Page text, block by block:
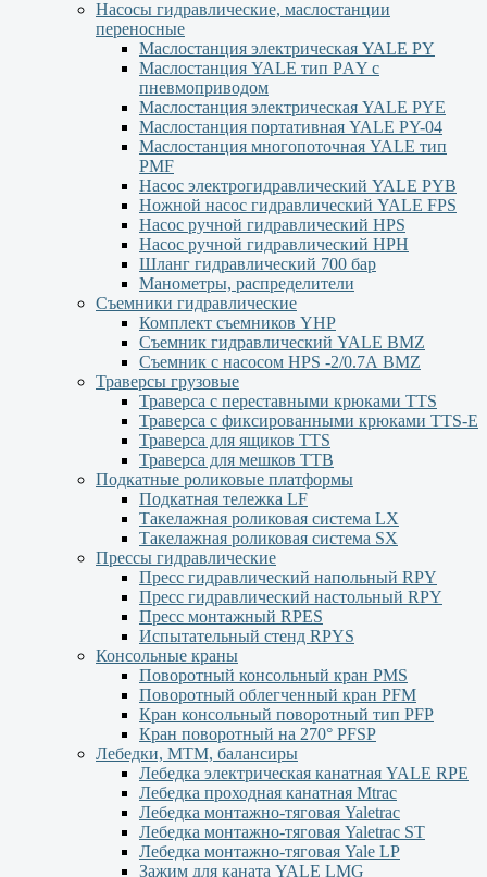
Насосы гидравлические, маслостанции
переносные
Маслостанция электрическая YALE PY
Маслостанция YALE тип PАY с
пневмоприводом
Маслостанция электрическая YALE PYЕ
Маслостанция портативная YALE PY-04
Маслостанция многопоточная YALE тип
PMF
Насос электрогидравлический YALE PYB
Ножной насос гидравлический YALE FPS
Насос ручной гидравлический HPS
Насос ручной гидравлический HPН
Шланг гидравлический 700 бар
Манометры, распределители
Съемники гидравлические
Комплект съемников YHP
Съемник гидравлический YALE BMZ
Съемник с насосом HPS -2/0.7А BMZ
Траверсы грузовые
Траверса с переставными крюками TTS
Траверса с фиксированными крюками TTS-Е
Траверса для ящиков ТТS
Траверса для мешков ТТВ
Подкатные роликовые платформы
Подкатная тележка LF
Такелажная роликовая система LX
Такелажная роликовая система SX
Прессы гидравлические
Пресс гидравлический напольный RPY
Пресс гидравлический настольный RPY
Пресс монтажный RPES
Испытательный стенд RPYS
Консольные краны
Поворотный консольный кран PMS
Поворотный облегченный кран PFM
Кран консольный поворотный тип PFP
Кран поворотный на 270° PFSP
Лебедки, МТМ, балансиры
Лебедка электрическая канатная YALE RPE
Лебедка проходная канатная Mtrac
Лебедка монтажно-тяговая Yaletrac
Лебедка монтажно-тяговая Yaletrac ST
Лебедка монтажно-тяговая Yale LP
Зажим для каната YALE LMG